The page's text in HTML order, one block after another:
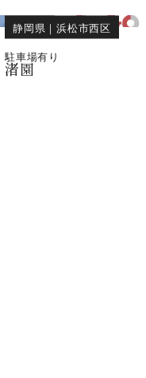
静岡県 ｜浜松市西区
駐車場有り
渚園